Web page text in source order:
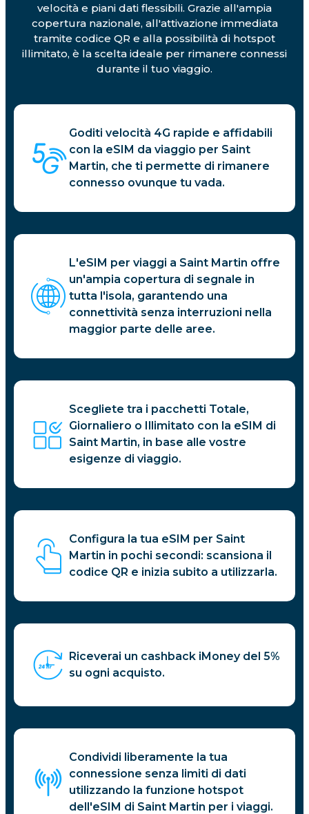
velocità e piani dati flessibili. Grazie all'ampia
copertura nazionale, all'attivazione immediata
tramite codice QR e alla possibilità di hotspot
illimitato, è la scelta ideale per rimanere connessi
durante il tuo viaggio.
Goditi velocità 4G rapide e affidabili
con la eSIM da viaggio per Saint
Martin, che ti permette di rimanere
connesso ovunque tu vada.
L'eSIM per viaggi a Saint Martin offre
un'ampia copertura di segnale in
tutta l'isola, garantendo una
connettività senza interruzioni nella
maggior parte delle aree.
Scegliete tra i pacchetti Totale,
Giornaliero o Illimitato con la eSIM di
Saint Martin, in base alle vostre
esigenze di viaggio.
Configura la tua eSIM per Saint
Martin in pochi secondi: scansiona il
codice QR e inizia subito a utilizzarla.
Riceverai un cashback iMoney del 5%
su ogni acquisto.
Condividi liberamente la tua
connessione senza limiti di dati
utilizzando la funzione hotspot
dell'eSIM di Saint Martin per i viaggi.